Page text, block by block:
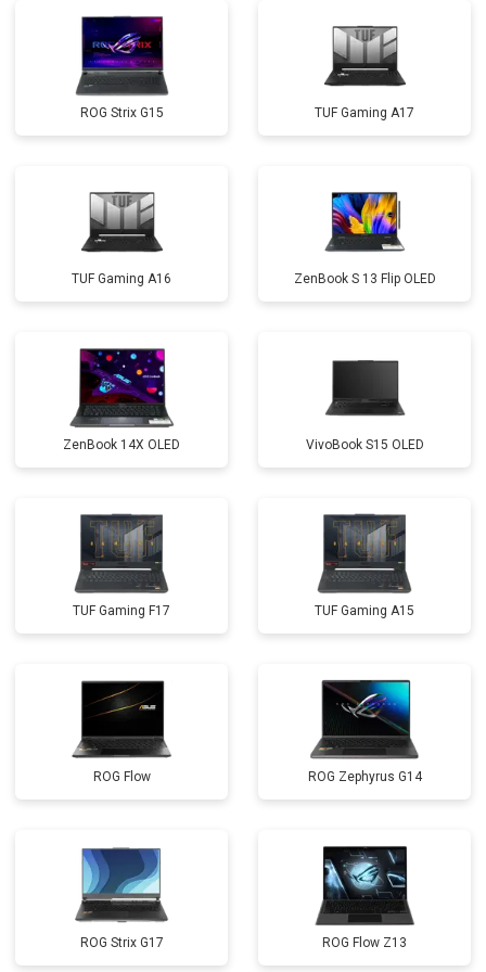
Замена Wi-Fi от 2200 ₽ Заказать
Ремонт цепи питания от 3500 ₽ Заказать
Замена USB порта от 2200 ₽ Заказать
Замена кулера от 2600 ₽ Заказать
Замена микрофона от 2600 ₽ Заказать
Замена оперативной памяти от 1100 ₽ Заказать
Замена северного моста
Ремонт петель от 3990 ₽ Заказать
ROG Strix G15 TUF Gaming A17
TUF Gaming A16 ZenBook S 13 Flip OLED
ZenBook 14X OLED VivoBook S15 OLED
TUF Gaming F17 TUF Gaming A15
ROG Flow ROG Zephyrus G14
ROG Strix G17 ROG Flow Z13